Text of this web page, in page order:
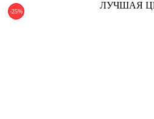
-25%
ЛУЧШАЯ